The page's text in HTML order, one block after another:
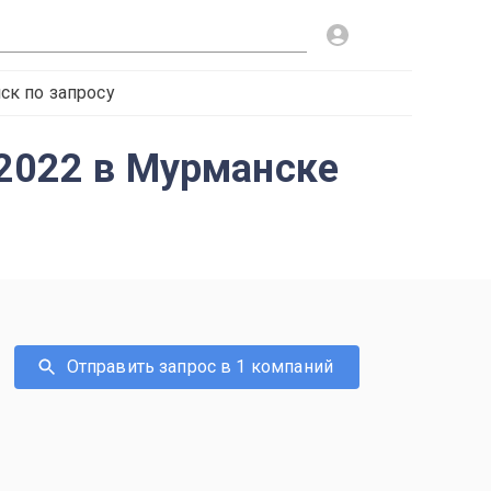
по запросу
в Мурманске
Отправить запрос в 1 компаний